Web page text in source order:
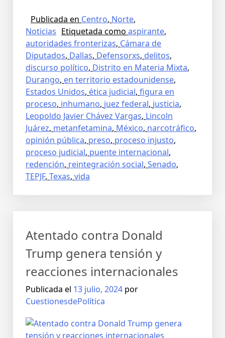
Publicada en Centro, Norte,
Noticias Etiquetada como aspirante,
autoridades fronterizas, Cámara de
Diputados, Dallas, Defensorxs, delitos,
discurso político, Distrito en Materia Mixta,
Durango, en territorio estadounidense,
Estados Unidos, ética judicial, figura en
proceso, inhumano, juez federal, justicia,
Leopoldo Javier Chávez Vargas, Lincoln
Juárez, metanfetamina, México, narcotráfico,
opinión pública, preso, proceso injusto,
proceso judicial, puente internacional,
redención, reintegración social, Senado,
TEPJF, Texas, vida
Atentado contra Donald
Trump genera tensión y
reacciones internacionales
Publicada el 13 julio, 2024 por
CuestionesdePolítica